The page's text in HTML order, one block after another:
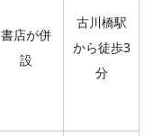
書店が併
設
古川橋駅
から徒歩3
分